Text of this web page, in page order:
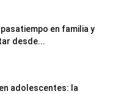
en familia y
desde...
adolescentes: la